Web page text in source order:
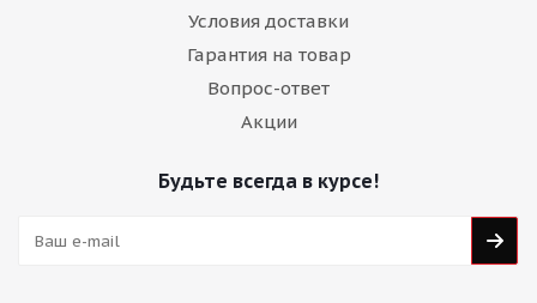
Условия доставки
Гарантия на товар
Вопрос-ответ
Акции
Будьте всегда в курсе!